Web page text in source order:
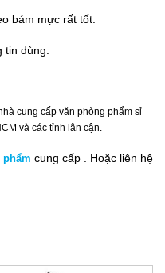
bám mực rất tốt.
dùng.
cung cấp văn phòng phẩm sỉ
và các tỉnh lân cận.
phẩm cung cấp .
Hoặc liên hệ